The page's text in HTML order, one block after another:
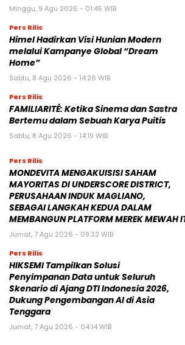
Minggu, 9 Agu 2026 - 01:45 WIB
Pers Rilis
Himel Hadirkan Visi Hunian Modern
melalui Kampanye Global “Dream
Home”
Sabtu, 8 Agu 2026 - 14:26 WIB
Pers Rilis
FAMILIARITÉ: Ketika Sinema dan Sastra
Bertemu dalam Sebuah Karya Puitis
Sabtu, 8 Agu 2026 - 14:19 WIB
Pers Rilis
MONDEVITA MENGAKUISISI SAHAM
MAYORITAS DI UNDERSCORE DISTRICT,
PERUSAHAAN INDUK MAGLIANO,
SEBAGAI LANGKAH KEDUA DALAM
MEMBANGUN PLATFORM MEREK MEWAH
Jumat, 7 Agu 2026 - 09:32 WIB
Pers Rilis
HIKSEMI Tampilkan Solusi
Penyimpanan Data untuk Seluruh
Skenario di Ajang DTI Indonesia 2026,
Dukung Pengembangan AI di Asia
Tenggara
Jumat, 7 Agu 2026 - 04:14 WIB